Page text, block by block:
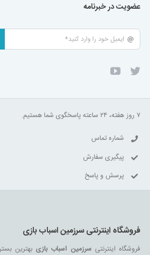
عضویت در خبرنامه
۷ روز هفته، ۲۴ ساعته پاسخگوی شما هستیم.
شماره تماس
پیگیری سفارش
پرسش و پاسخ
فروشگاه اینترنتی سرزمین اسباب بازی
فروشگاه اینترنتیسرزمین اسباب بازیبهترین